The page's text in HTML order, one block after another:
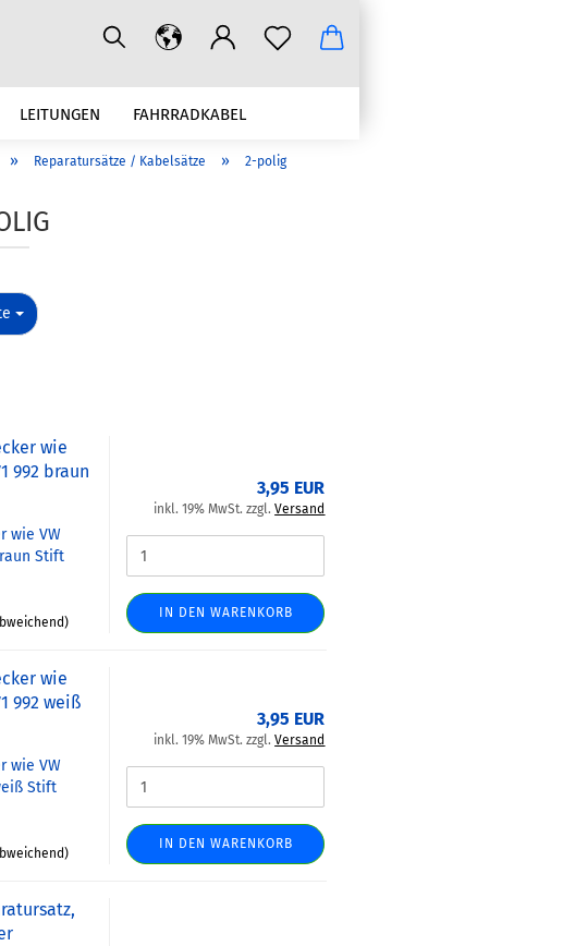
LEITUNGEN FAHRRADKABEL
CRIMPWERKZEUGE ZUBEHÖR
» Reparatursätze / Kabelsätze » 2-polig
wie
992 braun
wie VW
Stift
3,95 EUR
inkl. 19% MwSt. zzgl.Versand
IN DEN WARENKORB
wie
992 weiß
wie VW
Stift
3,95 EUR
inkl. 19% MwSt. zzgl.Versand
IN DEN WARENKORB